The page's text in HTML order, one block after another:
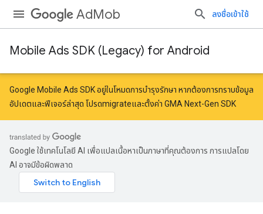
AdMob ลงชื่อเข้าใช้
Mobile Ads SDK (Legacy) for Android
Google Mobile Ads SDK อยู่ในโหมดการบำรุงรักษา หากต้องการทราบข้อมูล
อัปเดตและฟีเจอร์ล่าสุด โปรดmigrateและตั้งค่า GMA Next-Gen SDK
Google ใช้เทคโนโลยี AI เพื่อแปลเนื้อหาเป็นภาษาที่คุณต้องการ การแปลโดย
AI อาจมีข้อผิดพลาด